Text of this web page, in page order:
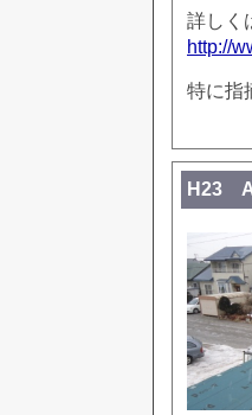
詳しく
http://
特に指
H23 A